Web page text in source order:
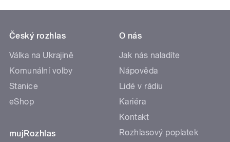
Český rozhlas
Válka na Ukrajině
Komunální volby
Stanice
eShop
mujRozhlas
O nás
Jak nás naladíte
Nápověda
Lidé v rádiu
Kariéra
Kontakt
Rozhlasový poplatek